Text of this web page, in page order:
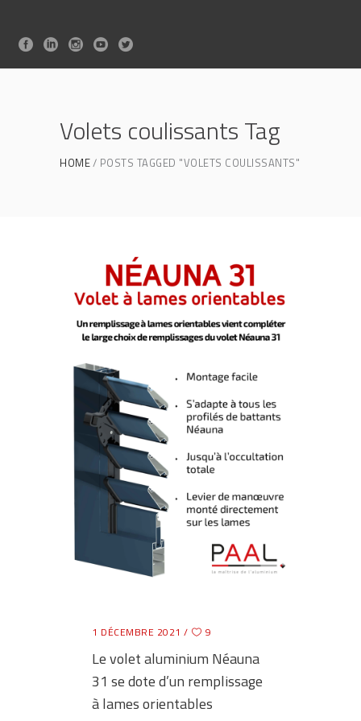
Volets coulissants Tag
HOME POSTS TAGGED "VOLETS COULISSANTS"
1 DÉCEMBRE 2021 9
Le volet aluminium Néauna
31 se dote d’un remplissage
à lames orientables